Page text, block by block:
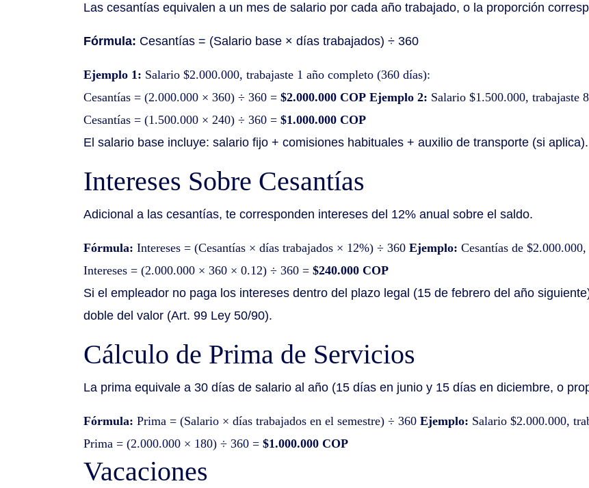
Las cesantías equivalen a un mes de salario por cada año trabajado, o la proporción
Fórmula: Cesantías = (Salario base × días trabajados) ÷ 360
Ejemplo 1: Salario $2.000.000, trabajaste 1 año completo (360 días):
Cesantías = (2.000.000 × 360) ÷ 360 = $2.000.000 COP Ejemplo 2: Salario $1.500.000, trabajaste
Cesantías = (1.500.000 × 240) ÷ 360 = $1.000.000 COP
El salario base incluye: salario fijo + comisiones habituales + auxilio de transporte (si aplica).
Intereses Sobre Cesantías
Adicional a las cesantías, te corresponden intereses del 12% anual sobre el saldo.
Fórmula: Intereses = (Cesantías × días trabajados × 12%) ÷ 360 Ejemplo: Cesantías de
Intereses = (2.000.000 × 360 × 0.12) ÷ 360 = $240.000 COP
Si el empleador no paga los intereses dentro del plazo legal (15 de febrero del año
doble del valor (Art. 99 Ley 50/90).
Cálculo de Prima de Servicios
La prima equivale a 30 días de salario al año (15 días en junio y 15 días en diciembre, o
Fórmula: Prima = (Salario × días trabajados en el semestre) ÷ 360 Ejemplo: Salario $2.000.000,
Prima = (2.000.000 × 180) ÷ 360 = $1.000.000 COP
Vacaciones